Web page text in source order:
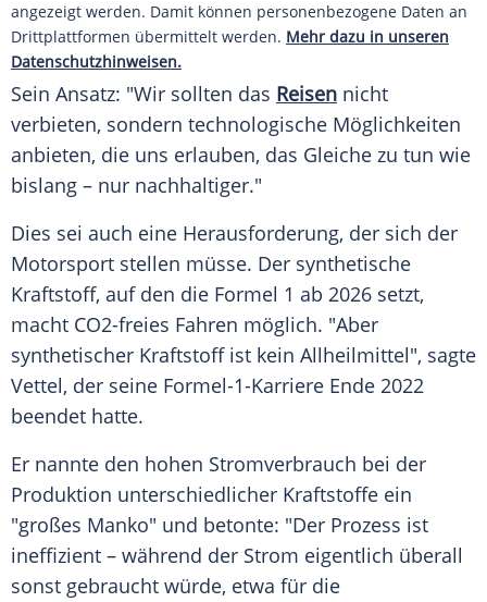
angezeigt werden. Damit können personenbezogene Daten an
Drittplattformen übermittelt werden. Mehr dazu in unseren
Datenschutzhinweisen.
Sein Ansatz: "Wir sollten das Reisen nicht
verbieten, sondern technologische Möglichkeiten
anbieten, die uns erlauben, das Gleiche zu tun wie
bislang – nur nachhaltiger."
Dies sei auch eine Herausforderung, der sich der
Motorsport stellen müsse. Der synthetische
Kraftstoff, auf den die Formel 1 ab 2026 setzt,
macht CO2-freies Fahren möglich. "Aber
synthetischer Kraftstoffist kein Allheilmittel", sagte
Vettel, der seine Formel-1-Karriere Ende 2022
beendet hatte.
Er nannte den hohen Stromverbrauch bei der
Produktion unterschiedlicher Kraftstoffe ein
"großes Manko" und betonte: "Der Prozess ist
ineffizient – während der Strom eigentlich überall
sonst gebraucht würde, etwa für die